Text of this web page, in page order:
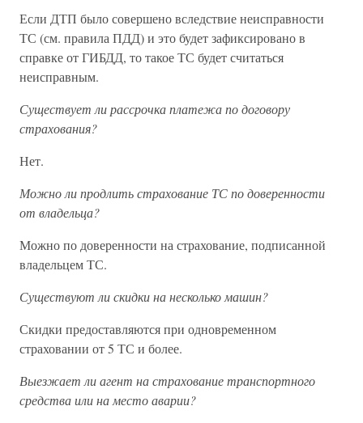
Если ДТП было совершено вследствие неисправности
ТС (см. правила ПДД) и это будет зафиксировано в
справке от ГИБДД, то такое ТС будет считаться
неисправным.
Существует ли рассрочка платежа по договору
страхования?
Нет.
Можно ли продлить страхование ТС по доверенности
от владельца?
Можно по доверенности на страхование, подписанной
владельцем ТС.
Существуют ли скидки на несколько машин?
Скидки предоставляются при одновременном
страховании от 5 ТС и более.
Выезжает ли агент на страхование транспортного
средства или на место аварии?